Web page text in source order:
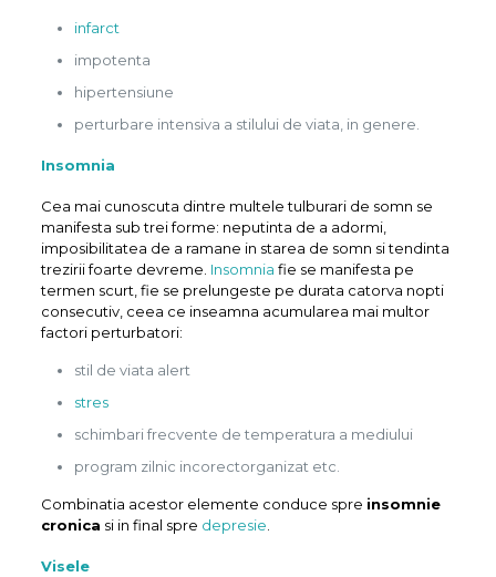
infarct
impotenta
hipertensiune
perturbare intensiva a stilului de viata, in genere.
Insomnia
Cea mai cunoscuta dintre multele tulburari de somn se
manifesta sub trei forme: neputinta de a adormi,
imposibilitatea de a ramane in starea de somn si tendinta
trezirii foarte devreme. Insomnia fie se manifesta pe
termen scurt, fie se prelungeste pe durata catorva nopti
consecutiv, ceea ce inseamna acumularea mai multor
factori perturbatori:
stil de viata alert
stres
schimbari frecvente de temperatura a mediului
program zilnic incorectorganizat etc.
Combinatia acestor elemente conduce spre insomnie
cronica si in final spre depresie
Visele